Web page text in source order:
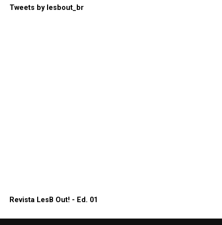
Tweets by lesbout_br
Revista LesB Out! - Ed. 01